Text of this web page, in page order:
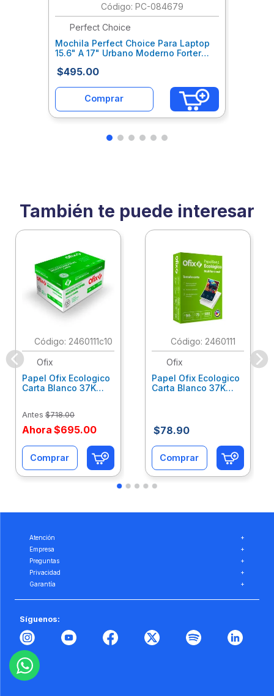
: PC-084679
Perfect Choice
Mochila Perfect Choice Para Laptop
15.6" A 17" Urbano Moderno Forter
$495.00
Comprar
También te puede interesar
: 2460111c10
Ofix
Papel Ofix Ecologico
Carta Blanco 37K
Antes $718.00
Ahora $695.00
Comprar
: 2460111
Ofix
Papel Ofix Ecologico
Carta Blanco 37K
$78.90
Comprar
Atención
+
Empresa
+
Preguntas
+
Privacidad
+
Garantía
+
Síguenos: